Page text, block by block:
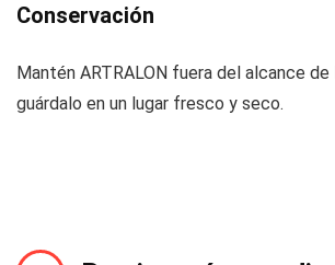
Conservación
Mantén ARTRALON fuera del alcance de
guárdalo en un lugar fresco y seco.